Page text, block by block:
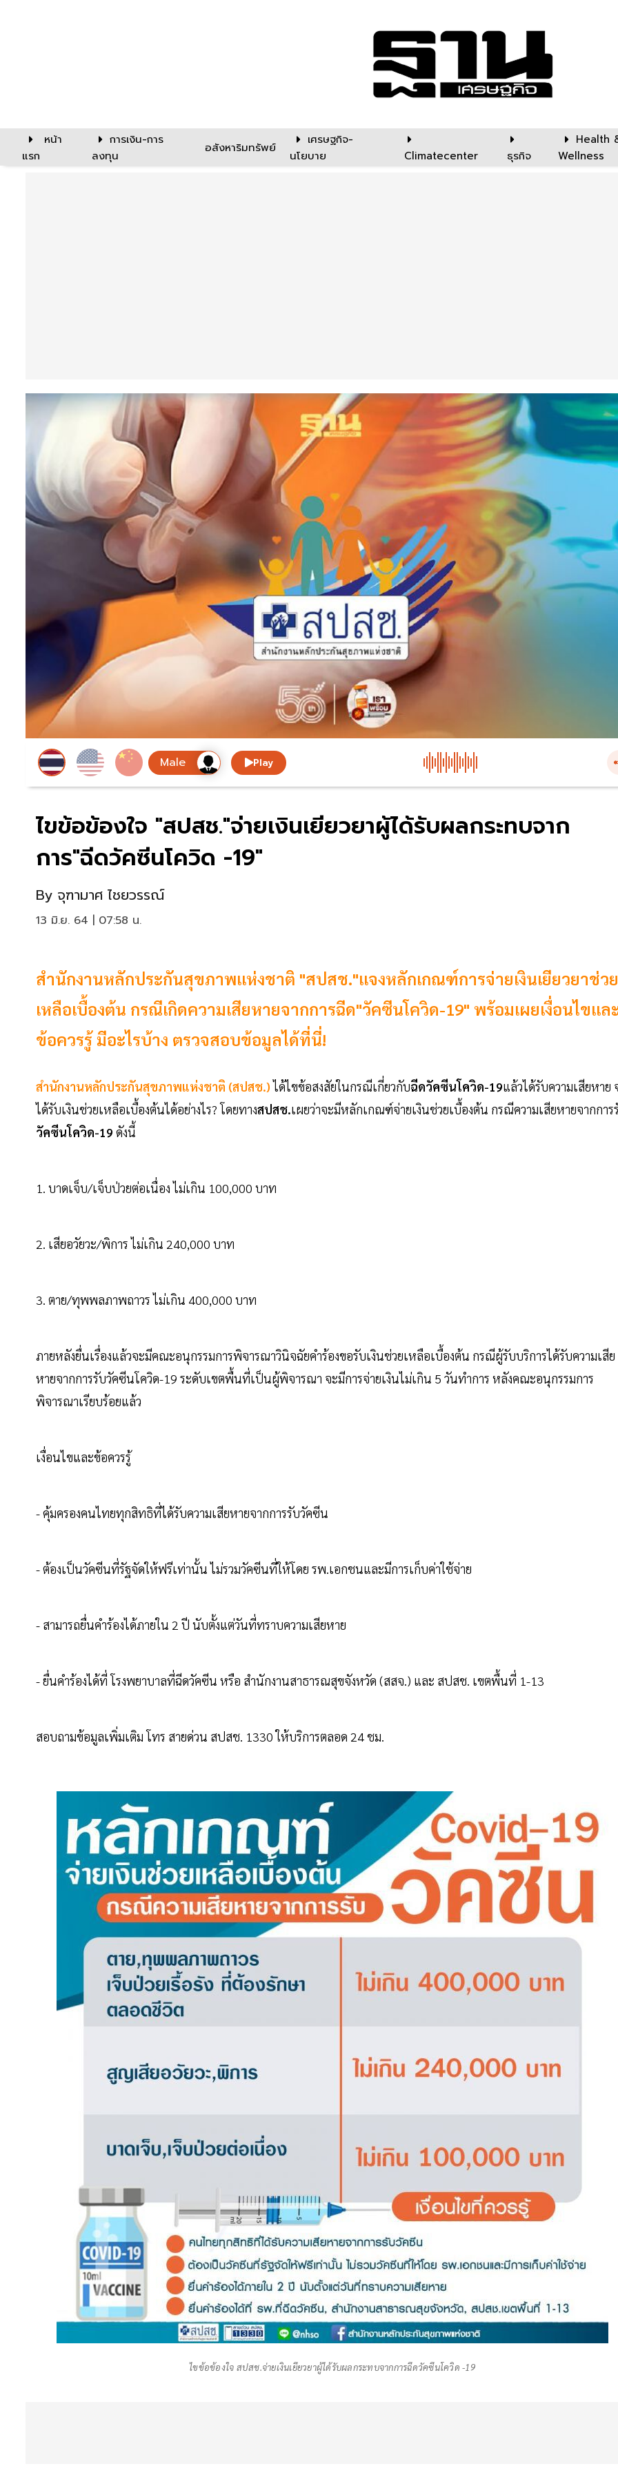
หน้า
แรก
การเงิน-การ
ลงทุน
อสังหาริมทรัพย์
เศรษฐกิจ-
นโยบาย
Climatecenter ธุรกิจ
Health
Wellness
Play
ไขข้อข้องใจ "สปสช."จ่ายเงินเยียวยาผู้ได้รับผลกระทบจาก
การ"ฉีดวัคซีนโควิด -19"
By จุฑามาศ ไชยวรรณ์
13 มิ.ย. 64 | 07:58 น.
สำนักงานหลักประกันสุขภาพแห่งชาติ "สปสช."แจงหลักเกณฑ์การจ่ายเงินเยียวยาช่วย
เหลือเบื้องต้น กรณีเกิดความเสียหายจากการฉีด"วัคซีนโควิด-19" พร้อมเผยเงื่อนไขแล
ข้อควรรู้ มีอะไรบ้าง ตรวจสอบข้อมูลได้ที่นี่!
สำนักงานหลักประกันสุขภาพแห่งชาติ (สปสช.)ได้ไขข้อสงสัยในกรณีเกี่ยวกับฉีดวัคซีนโควิด-19แล้วได้รับความเสียหาย
ได้รับเงินช่วยเหลือเบื้องต้นได้อย่างไร? โดยทางสปสช.เผยว่าจะมีหลักเกณฑ์จ่ายเงินช่วยเบื้องต้น กรณีความเสียหายจากการ
วัคซีนโควิด-19 ดังนี้
1. บาดเจ็บ/เจ็บป่วยต่อเนื่อง ไม่เกิน 100,000 บาท
2. เสียอวัยวะ/พิการ ไม่เกิน 240,000 บาท
3. ตาย/ทุพพลภาพถาวร ไม่เกิน 400,000 บาท
ภายหลังยื่นเรื่องแล้วจะมีคณะอนุกรรมการพิจารณาวินิจฉัยคำร้องขอรับเงินช่วยเหลือเบื้องต้น กรณีผู้รับบริการได้รับความเสีย
หายจากการรับวัคซีนโควิด-19 ระดับเขตพื้นที่เป็นผู้พิจารณา จะมีการจ่ายเงินไม่เกิน 5 วันทำการ หลังคณะอนุกรรมการ
พิจารณาเรียบร้อยแล้ว
เงื่อนไขและข้อควรรู้
- คุ้มครองคนไทยทุกสิทธิที่ได้รับความเสียหายจากการรับวัคซีน
- ต้องเป็นวัคซีนที่รัฐจัดให้ฟรีเท่านั้น ไม่รวมวัคซีนที่ให้โดย รพ.เอกชนและมีการเก็บค่าใช้จ่าย
- สามารถยื่นคำร้องได้ภายใน 2 ปี นับตั้งแต่วันที่ทราบความเสียหาย
- ยื่นคำร้องได้ที่ โรงพยาบาลที่ฉีดวัคซีน หรือ สำนักงานสาธารณสุขจังหวัด (สสจ.) และ สปสช. เขตพื้นที่ 1-13
สอบถามข้อมูลเพิ่มเติม โทร สายด่วน สปสช. 1330 ให้บริการตลอด 24 ชม.
ไขข้อข้องใจ สปสช.จ่ายเงินเยียวยาผู้ได้รับผลกระทบจากการฉีดวัคซีนโควิด -19